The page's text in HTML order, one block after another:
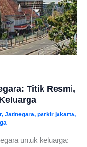
Titik Resmi,
, Jatinegara, parkir jakarta,
untuk keluarga: